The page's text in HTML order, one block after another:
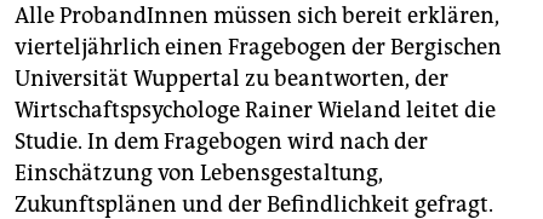
Alle ProbandInnen müssen sich bereit erklären,
vierteljährlich einen Fragebogen der Bergischen
Universität Wuppertal zu beantworten, der
Wirtschaftspsychologe Rainer Wieland leitet die
Studie. In dem Fragebogen wird nach der
Einschätzung von Lebensgestaltung,
Zukunftsplänen und der Befindlichkeit gefragt.